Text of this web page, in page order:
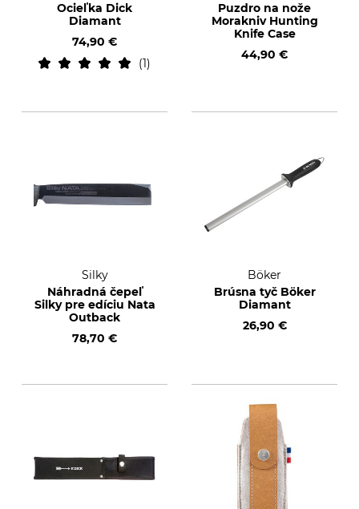
Ocieľka Dick
Diamant
74,90 €
1
Puzdro na nože
Morakniv Hunting
Knife Case
44,90 €
Silky
Náhradná čepeľ
Silky pre edíciu Nata
Outback
78,70 €
Böker
Brúsna tyč Böker
Diamant
26,90 €